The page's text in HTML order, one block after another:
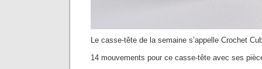
Le casse-tête de la semaine s’appelle Crochet
14 mouvements pour ce casse-tête avec ses